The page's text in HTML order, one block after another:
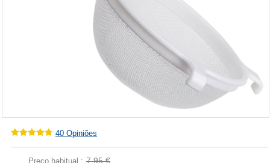
40 Opiniões
Preço habitual : 7,95 €